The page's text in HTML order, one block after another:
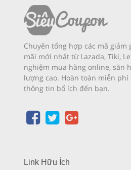
Chuyên tổng hợp các mã giảm
mãi mới nhất từ Lazada, Tiki,
nghiệm mua hàng online, săn
lượng cao. Hoàn toàn miễn
thông tin bổ ích đến bạn.
Link Hữu Ích